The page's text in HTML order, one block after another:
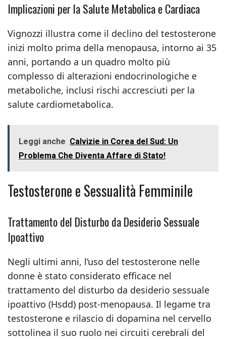
Implicazioni per la Salute Metabolica e Cardiaca
Vignozzi illustra come il declino del testosterone
inizi molto prima della menopausa, intorno ai 35
anni, portando a un quadro molto più
complesso di alterazioni endocrinologiche e
metaboliche, inclusi rischi accresciuti per la
salute cardiometabolica.
Leggi anche Calvizie in Corea del Sud: Un
Problema Che Diventa Affare di Stato!
Testosterone e Sessualità Femminile
Trattamento del Disturbo da Desiderio Sessuale
Ipoattivo
Negli ultimi anni, l’uso del testosterone nelle
donne è stato considerato efficace nel
trattamento del disturbo da desiderio sessuale
ipoattivo (Hsdd) post-menopausa. Il legame tra
testosterone e rilascio di dopamina nel cervello
sottolinea il suo ruolo nei circuiti cerebrali del